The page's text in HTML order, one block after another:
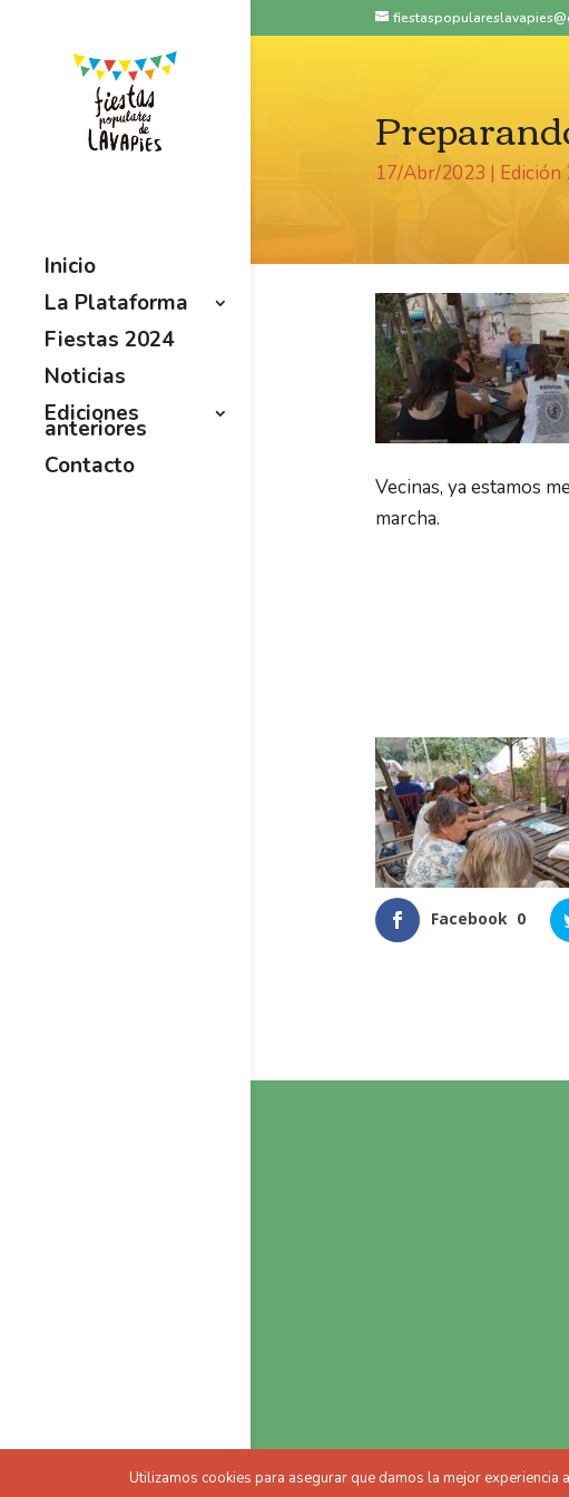
Inicio
La Plataforma
Fiestas 2024
Noticias
Ediciones
anteriores
Contacto
17/Abr/2023 | Edición
Vecinas, ya estamos
marcha.
Facebook 0
Utilizamos cookies para asegurar que damos la mejor